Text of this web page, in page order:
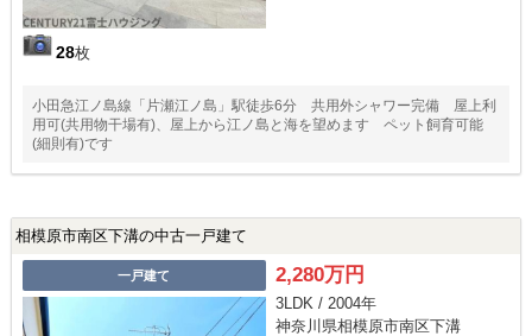
28枚
小田急江ノ島線「片瀬江ノ島」駅徒歩6分 共用外シャワー完備 屋上利
用可(共用物干場有)、屋上から江ノ島と海を望めます ペット飼育可能
(細則有)です
相模原市南区下溝の中古一戸建て
一戸建て 2,280万円
3LDK / 2004年
神奈川県相模原市南区下溝